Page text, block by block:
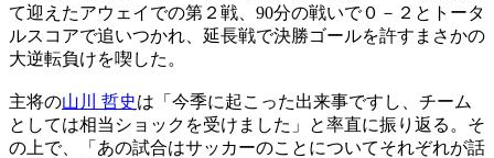
て迎えたアウェイでの第２戦、90分の戦いで０－２とトータ
ルスコアで追いつかれ、延長戦で決勝ゴールを許すまさかの
大逆転負けを喫した。
主将の山川 哲史は「今季に起こった出来事ですし、チーム
としては相当ショックを受けました」と率直に振り返る。そ
の上で、「あの試合はサッカーのことについてそれぞれが話